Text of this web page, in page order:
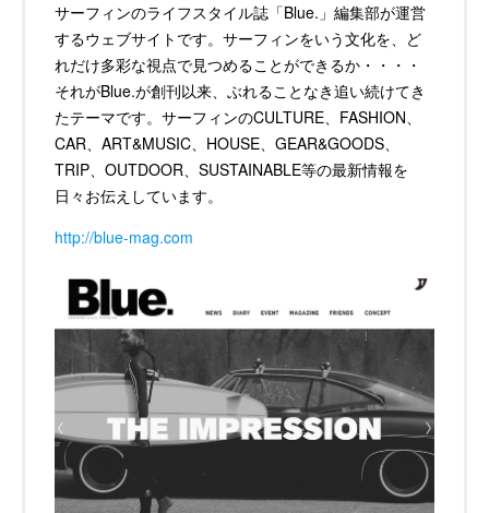
サーフィンのライフスタイル誌「Blue.」編集部が運営
するウェブサイトです。サーフィンをいう文化を、ど
れだけ多彩な視点で見つめることができるか・・・・
それがBlue.が創刊以来、ぶれることなき追い続けてき
たテーマです。サーフィンのCULTURE、FASHION、
CAR、ART&MUSIC、HOUSE、GEAR&GOODS、
TRIP、OUTDOOR、SUSTAINABLE等の最新情報を
日々お伝えしています。
http://blue-mag.com